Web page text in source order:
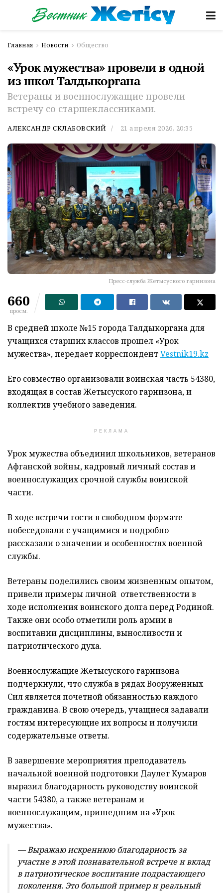
Главная Новости Общество
«Урок мужества» провели в одной
из школ Талдыкоргана
Ветераны и военнослужащие провели
встречу со старшеклассниками.
АЛЕКСАНДР СКЛАБОВСКИЙ 21 апреля 2026, 20:35
Пресс-служба Жетысуского гарнизона
660
просм.
В средней школе №15 города Талдыкоргана для
учащихся старших классов прошел «Урок
мужества», передает корреспондентVestnik19.kz
Его совместно организовали воинская часть 54380,
входящая в состав Жетысуского гарнизона, и
коллектив учебного заведения.
РЕКЛАМА
Урок мужества объединил школьников, ветеранов
Афганской войны, кадровый личный состав и
военнослужащих срочной службы воинской
части.
В ходе встречи гости в свободном формате
побеседовали с учащимися и подробно
рассказали о значении и особенностях военной
службы.
Ветераны поделились своим жизненным опытом,
привели примеры личной ответственности в
ходе исполнения воинского долга перед Родиной.
Также они особо отметили роль армии в
воспитании дисциплины, выносливости и
патриотического духа.
Военнослужащие Жетысуского гарнизона
подчеркнули, что служба в рядах Вооруженных
Сил является почетной обязанностью каждого
гражданина. В свою очередь, учащиеся задавали
гостям интересующие их вопросы и получили
содержательные ответы.
В завершение мероприятия преподаватель
начальной военной подготовки Даулет Кумаров
выразил благодарность руководству воинской
части 54380, а также ветеранам и
военнослужащим, пришедшим на «Урок
мужества».
— Выражаю искреннюю благодарность за
участие в этой познавательной встрече и вклад
в патриотическое воспитание подрастающего
поколения. Это большой пример и реальный